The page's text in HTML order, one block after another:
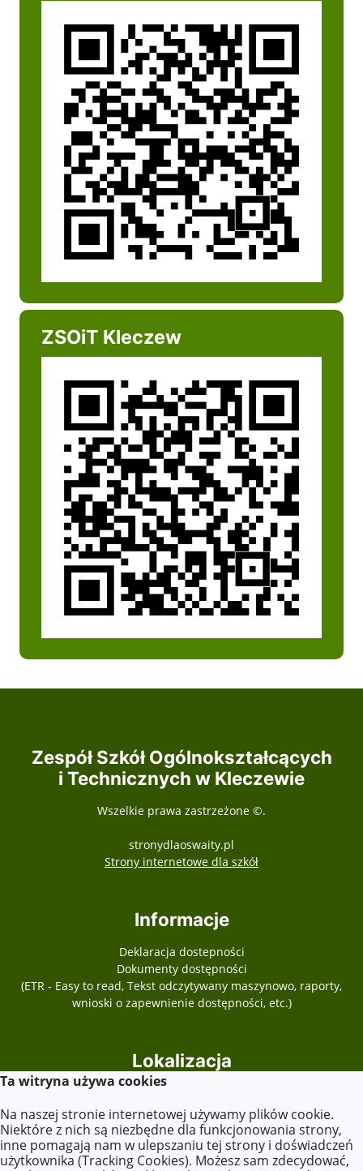
ZSOiT Kleczew
Zespół Szkół Ogólnokształcących
i Technicznych w Kleczewie
Wszelkie prawa zastrzeżone ©.
stronydlaoswaity.pl
Strony internetowe dla szkółotwiera się w
Informacje
Deklaracja dostepności
Dokumenty dostępności
(ETR - Easy to read, Tekst odczytywany maszynowo, raporty,
wnioski o zapewnienie dostępności, etc.)
Lokalizacja
62-540 Kleczew
Ta witryna używa cookies
Na naszej stronie internetowej używamy plików cookie.
Niektóre z nich są niezbędne dla funkcjonowania strony,
inne pomagają nam w ulepszaniu tej strony i doświadczeń
użytkownika (Tracking Cookies). Możesz sam zdecydować,